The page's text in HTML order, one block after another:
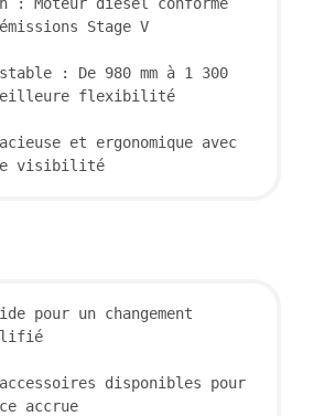
: Moteur diesel conforme
Stage V
: De 980 mm à 1 300
meilleure flexibilité
et ergonomique avec
visibilité
pour un changement
disponibles pour
accrue